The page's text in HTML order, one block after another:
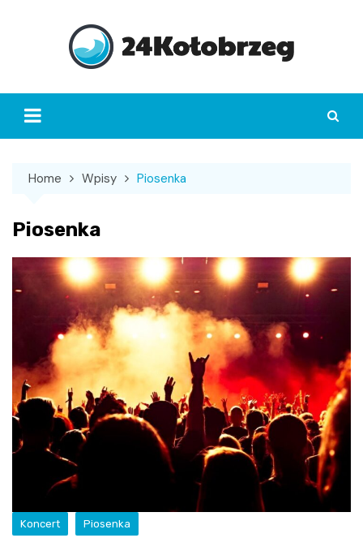
Home Wpisy Piosenka
Piosenka
Koncert Piosenka